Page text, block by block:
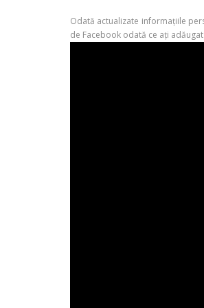
Odată actualizate informațiile
de Facebook odată ce ați